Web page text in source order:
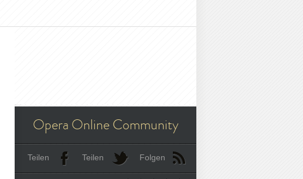
Opera Online Community
Teilen Teilen Folgen